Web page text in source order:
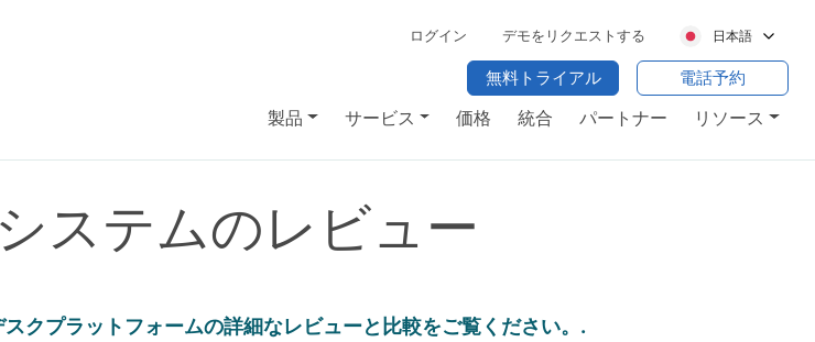
ログイン デモをリクエストする 日本語
製品 サービス 価格 統合 パートナー リソース
無料トライアル 電話予約
ステムのレビュー
クプラットフォームの詳細なレビューと比較をご覧ください。.